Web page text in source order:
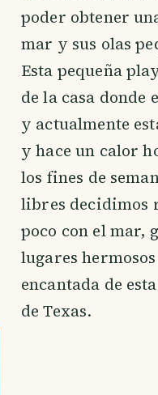
poder obtener
mar y sus olas
Esta pequeña
de la casa donde
y actualmente
y hace un calor
los fines de
libres decidimos
poco con el mar,
lugares
encantada de
de Texas.